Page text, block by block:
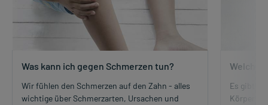
Was kann ich gegen Schmerzen tun?
Wir fühlen den Schmerzen auf den Zahn - alles
wichtige über Schmerzarten, Ursachen und
Welche
Es gibt
Körper